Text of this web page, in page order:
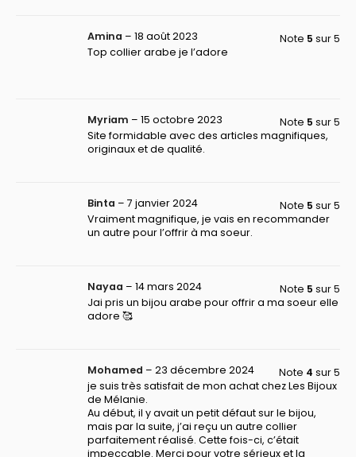
Note 5 sur 5
Amina – 18 août 2023
Top collier arabe je l’adore
Note 5 sur 5
Myriam – 15 octobre 2023
Site formidable avec des articles magnifiques,
originaux et de qualité.
Note 5 sur 5
Binta – 7 janvier 2024
Vraiment magnifique, je vais en recommander
un autre pour l’offrir à ma soeur.
Note 5 sur 5
Nayaa – 14 mars 2024
Jai pris un bijou arabe pour offrir a ma soeur elle
adore 🥰
Note 4 sur 5
Mohamed – 23 décembre 2024
je suis très satisfait de mon achat chez Les Bijoux
de Mélanie.
Au début, il y avait un petit défaut sur le bijou,
mais par la suite, j’ai reçu un autre collier
parfaitement réalisé. Cette fois-ci, c’était
impeccable. Merci pour votre sérieux et la